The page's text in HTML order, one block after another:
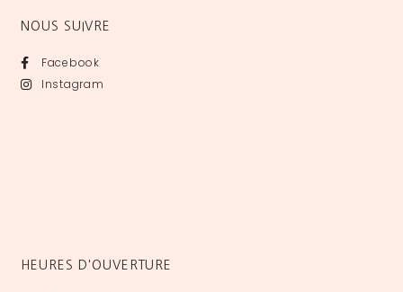
NOUS SUIVRE
Facebook
Instagram
HEURES D'OUVERTURE